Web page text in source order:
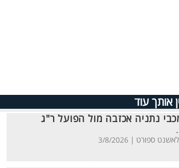
אותך עוד
נתניה אכזבה מול הפועל ר"ג
ספורט | 3/8/2026